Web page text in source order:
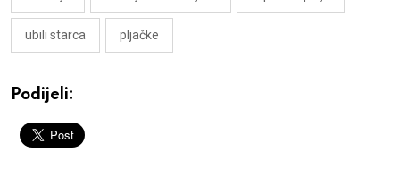
ubili starca pljačke
Podijeli: